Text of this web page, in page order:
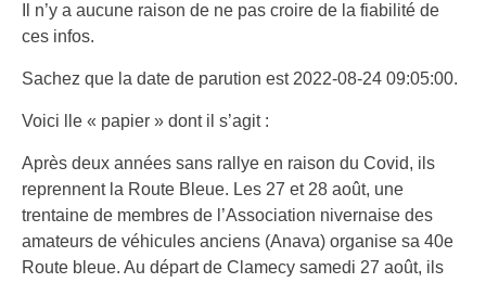
Il n’y a aucune raison de ne pas croire de la fiabilité de
ces infos.
Sachez que la date de parution est 2022-08-24 09:05:00.
Voici lle « papier » dont il s’agit :
Après deux années sans rallye en raison du Covid, ils
reprennent la Route Bleue. Les 27 et 28 août, une
trentaine de membres de l’Association nivernaise des
amateurs de véhicules anciens (Anava) organise sa 40e
Route bleue. Au départ de Clamecy samedi 27 août, ils